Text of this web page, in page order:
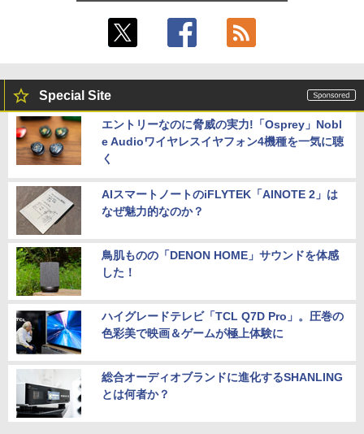
Special Site
エントリーなのに脅威の実力!「Osprey」Nobl
e Audioワイヤレスイヤフォン4機種を一気に聴
く
AIスマートノートのiFLYTEK「AINOTE 2」は
なぜ魅力的なのか？
鳥肌ものの「DENON HOME」サウンドを体感
した！
ハイグレードテレビ「TCL Q7D Pro」。圧巻の
色彩美で映画＆ゲームが極上体験に
総合オーディオブランドに進化するSHANLING
とは何者か？